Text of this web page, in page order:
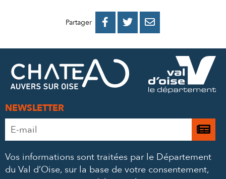
Partager 
PARTAGER
FACEBOOK
PARTAGER
PARTAGER
MAIL
NEWSLETTER
Adresse
e-
*
Je
à
Vos informations sont traitées par le Département
du Val d’Oise, sur la base de votre consentement,